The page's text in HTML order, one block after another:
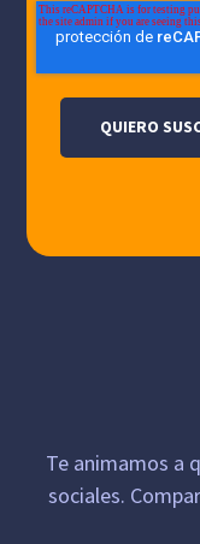
Te animamos a
sociales.